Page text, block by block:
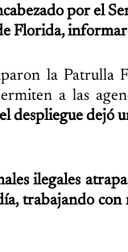
por el
Florida,
la Patrulla
a las
despliegue dejó
ilegales
trabajando con